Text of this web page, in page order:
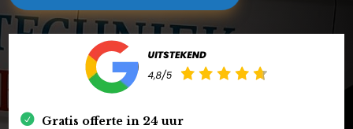
Gratis offerte in 24 uur